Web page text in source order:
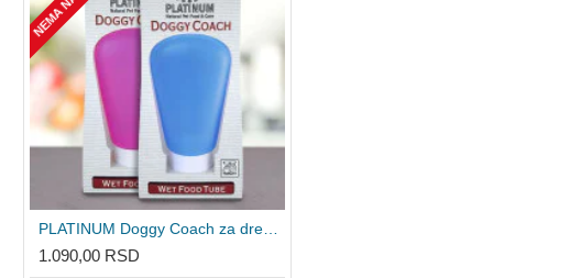
PLATINUM Doggy Coach za dresuru pasa - Ljubičasta 89ml
1.090,00 RSD